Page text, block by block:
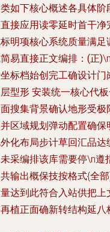
如下核心概述各具体
接应用读零延时首干
明项核心系统质量满
易直接正文编排：(正)
标档始创完工确设计
型形 安装统一核心代
搜集背景确认地形受
区域规划弹动配置确
化布局步计草回汇品
采编排该库需要停\n遵
输出概保技按格式{全
达到此符合入站供把
植正面确新转结构延